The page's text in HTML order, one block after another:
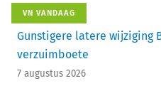
VN VANDAAG
Gunstigere latere wijziging
verzuimboete
7 augustus 2026